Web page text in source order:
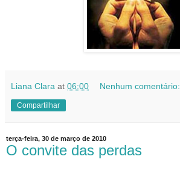
Liana Clara at 06:00 Nenhum comentário:
Compartilhar
terça-feira, 30 de março de 2010
O convite das perdas